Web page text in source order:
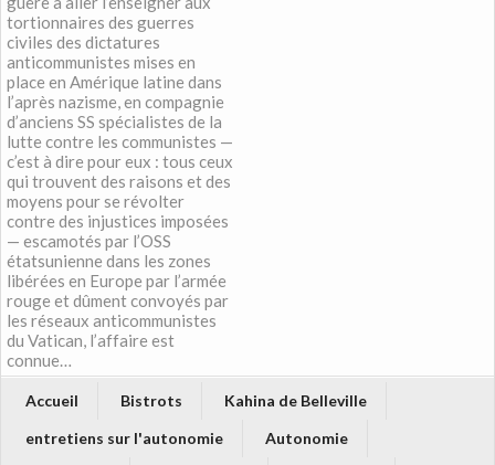
tortionnaires des guerres
civiles des dictatures
anticommunistes mises en
place en Amérique latine dans
l’après nazisme, en compagnie
d’anciens SS spécialistes de la
lutte contre les communistes —
c’est à dire pour eux : tous ceux
qui trouvent des raisons et des
moyens pour se révolter
contre des injustices imposées
— escamotés par l’OSS
étatsunienne dans les zones
libérées en Europe par l’armée
rouge et dûment convoyés par
les réseaux anticommunistes
du Vatican, l’affaire est
connue…
Accueil Bistrots
Kahina de Belleville
entretiens sur l'autonomie
Autonomie